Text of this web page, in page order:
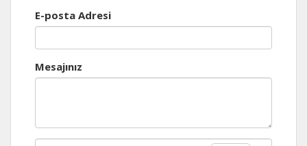
E-posta Adresi
Mesajınız